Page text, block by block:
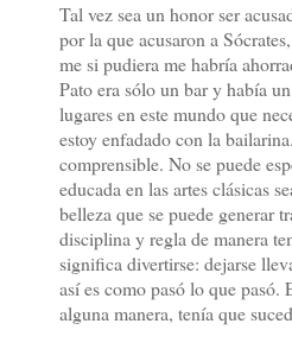
Tal vez sea un honor ser
por la que acusaron a
me si pudiera me habría
Pato era sólo un bar y había
lugares en este mundo que
estoy enfadado con la
comprensible. No se puede
educada en las artes clásicas
belleza que se puede generar
disciplina y regla de manera
significa divertirse: dejarse
así es como pasó lo que pasó.
alguna manera, tenía que